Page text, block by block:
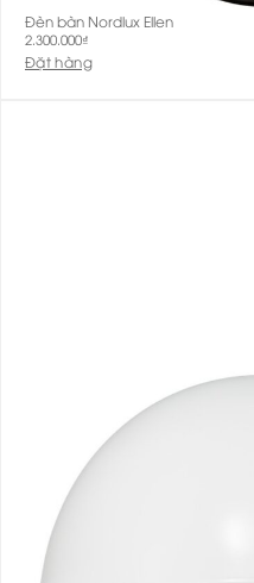
Đèn bàn Nordlux Ellen
2.300.000₫
Đặt hàng